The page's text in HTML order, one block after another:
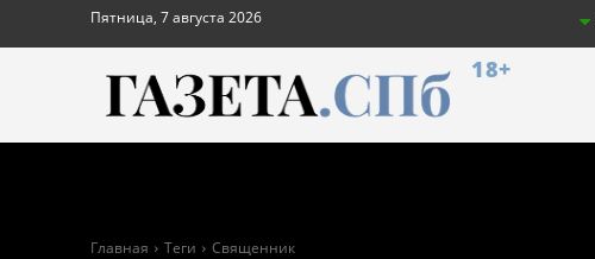
Пятница, 7 августа 2026
18+
Главная Теги Священник